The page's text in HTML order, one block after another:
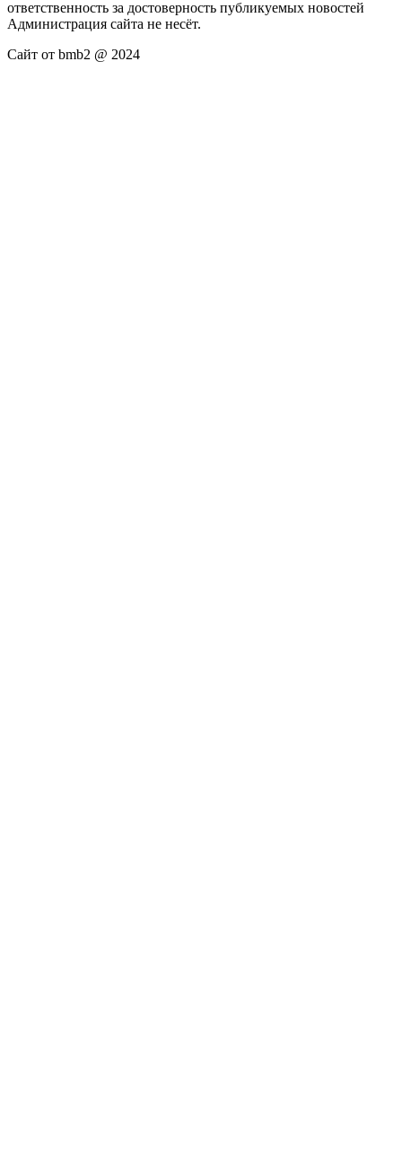
ответственность за достоверность публикуемых новостей
Администрация сайта не несёт.
Сайт от bmb2 @ 2024